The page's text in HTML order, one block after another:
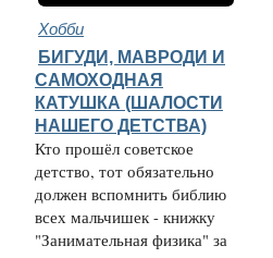
Хобби
БИГУДИ, МАВРОДИ И
САМОХОДНАЯ
КАТУШКА (ШАЛОСТИ
НАШЕГО ДЕТСТВА)
Кто прошёл советское
детство, тот обязательно
должен вспомнить библию
всех мальчишек - книжку
"Занимательная физика" за